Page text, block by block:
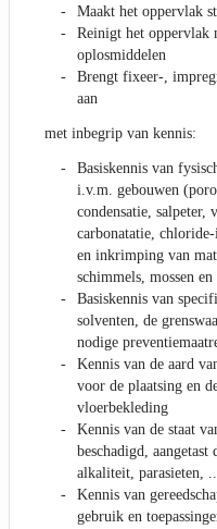
Maakt het oppervlak
Reinigt het oppervlak
oplosmiddelen
Brengt fixeer-,
aan
met inbegrip van kennis:
Basiskennis van
i.v.m. gebouwen
condensatie, salpeter,
carbonatatie,
en inkrimping van
schimmels, mossen
Basiskennis van
solventen, de
nodige
Kennis van de aard
voor de plaatsing en
vloerbekleding
Kennis van de staat
beschadigd,
alkaliteit, parasieten,
Kennis van
gebruik en